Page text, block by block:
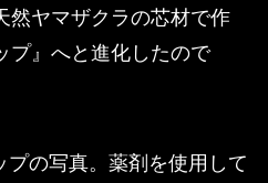
然ヤマザクラの芯材で作
プ』へと進化したので